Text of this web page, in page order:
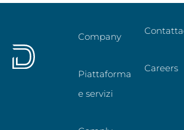
Company
Piattaforma
e servizi
Careers